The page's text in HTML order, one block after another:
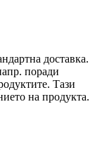
доставка.
поради
Тази
на продукта.